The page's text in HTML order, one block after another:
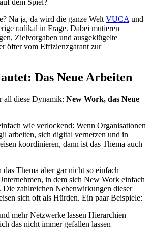
Na ja, da wird die ganze Welt VUCA und
radikal in Frage. Dabei mutieren
Zielvorgaben und ausgeklügelte
öfter vom Effizienzgarant zur
Das Neue Arbeiten
all diese Dynamik: New Work, das Neue
wie verlockend: Wenn Organisationen
arbeiten, sich digital vernetzen und in
koordinieren, dann ist das Thema auch
das Thema aber gar nicht so einfach
in dem sich New Work einfach
Die zahlreichen Nebenwirkungen dieser
sich oft als Hürden. Ein paar Beispiele:
mehr Netzwerke lassen Hierarchien
das nicht immer gefallen lassen